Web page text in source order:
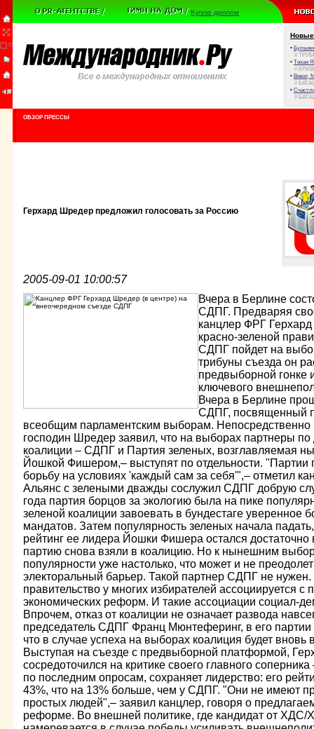
Куплю диплом
Новые
•
//
• Тихая
//
• Виват,
//
•
//
ОБЗОР ПРЕССЫ
Герхард Шредер предложил голосовать за Россию
2005-09-01 10:00:57
Вчера в Берлине
СДПГ. Предваряя
канцлер ФРГ
красно-зеленой
СДПГ пойдет на
трибуны съезда он
предвыборной гонке
ключевого
Вчера в Берлине
СДПГ, посвященный
всеобщим парламентским выборам. Непосредственно
господин Шредер заявил, что на выборах партнеры
коалиции – СДПГ и Партия зеленых, возглавляемая
Йошкой Фишером,– выступят по отдельности.
борьбу на условиях 'каждый сам за себя'",– отметил
Альянс с зелеными дважды сослужил СДПГ добрую
года партия борцов за экологию была на пике
зеленой коалиции завоевать в бундестаге уверенное
мандатов. Затем популярность зеленых начала
рейтинг ее лидера Йошки Фишера остался достаточно
партию снова взяли в коалицию. Но к нынешним
популярности уже настолько, что может и не
электоральный барьер. Такой партнер СДПГ не нужен.
правительство у многих избирателей ассоциируется
экономических реформ. И такие ассоциации социал-
Впрочем, отказ от коалиции не означает развода
председатель СДПГ Франц Мюнтеферинг, в его
что в случае успеха на выборах коалиция будет вновь
Выступая на съезде с предвыборной платформой,
сосредоточился на критике своего главного
по последним опросам, сохраняет лидерство: его
43%, что на 13% больше, чем у СДПГ. "Они не имеют
простых людей",– заявил канцлер, говоря о
реформе. Во внешней политике, где кандидат от ХДС/